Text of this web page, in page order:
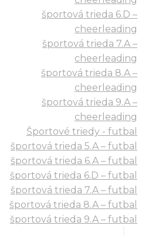
športová trieda 6.D –
cheerleading
športová trieda 7.A –
cheerleading
športová trieda 8.A –
cheerleading
športová trieda 9.A –
cheerleading
Športové triedy - futbal
športová trieda 5.A – futbal
športová trieda 6.A – futbal
športová trieda 6.D – futbal
športová trieda 7.A – futbal
športová trieda 8.A – futbal
športová trieda 9.A – futbal